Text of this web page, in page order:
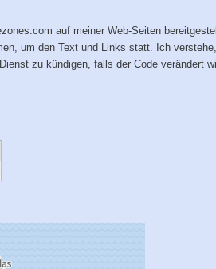
auf meiner Web-Seiten
um den Text und Links statt. Ich
zu kündigen, falls der Code verändert